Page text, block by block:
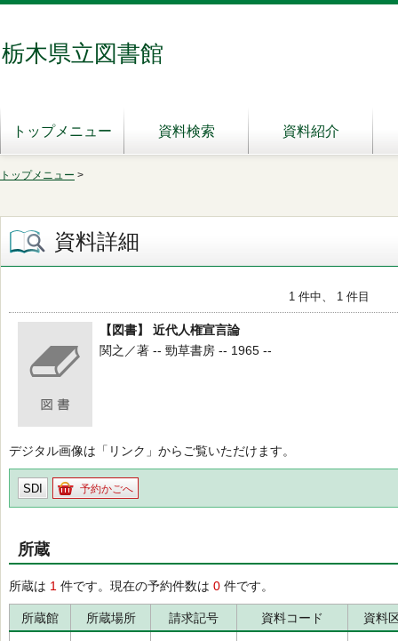
栃木県立図書館
トップメニュー 資料検索 資料紹介
トップメニュー >
資料詳細
1 件中、 1 件目
【図書】 近代人権宣言論
関之／著 -- 勁草書房 -- 1965 --
デジタル画像は「リンク」からご覧いただけます。
SDI 予約かごへ
所蔵
所蔵は 1 件です。現在の予約件数は 0 件です。
所蔵館 所蔵場所 請求記号 資料コード 資料